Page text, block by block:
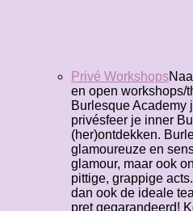
Privé Workshops
en open workshops/
Burlesque Academy
privésfeer je inner
(her)ontdekken.
glamoureuze en
glamour, maar ook
pittige, grappige
dan ook de ideale
pret gegarandeerd!